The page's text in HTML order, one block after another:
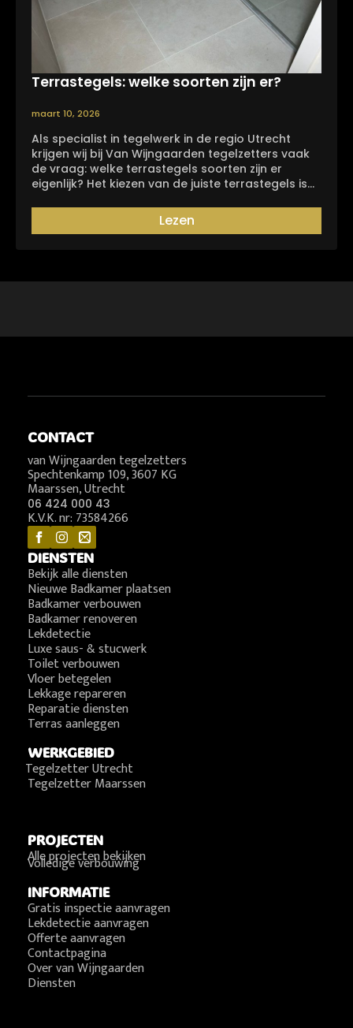
Terrastegels: welke soorten zijn er?
maart 10, 2026
Als specialist in tegelwerk in de regio Utrecht
krijgen wij bij Van Wijngaarden tegelzetters vaak
de vraag: welke terrastegels soorten zijn er
eigenlijk? Het kiezen van de juiste terrastegels is…
Lezen
CONTACT
van Wijngaarden tegelzetters
Spechtenkamp 109, 3607 KG
Maarssen, Utrecht
06 424 000 43
K.V.K. nr: 73584266
DIENSTEN
Bekijk alle diensten
Nieuwe Badkamer plaatsen
Badkamer verbouwen
Badkamer renoveren
Lekdetectie
Luxe saus- & stucwerk
Toilet verbouwen
Vloer betegelen
Lekkage repareren
Reparatie diensten
Terras aanleggen
WERKGEBIED
Tegelzetter Utrecht
Tegelzetter Maarssen
PROJECTEN
Alle projecten bekijken
Volledige verbouwing
INFORMATIE
Gratis inspectie aanvragen
Lekdetectie aanvragen
Offerte aanvragen
Contactpagina
Over van Wijngaarden
Diensten